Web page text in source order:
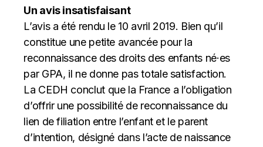
Un avis insatisfaisant
L’avis a été rendu le 10 avril 2019. Bien qu’il
constitue une petite avancée pour la
reconnaissance des droits des enfants né·es
par GPA, il ne donne pas totale satisfaction.
La CEDH conclut que la France a l’obligation
d’offrir une possibilité de reconnaissance du
lien de filiation entre l’enfant et le parent
d’intention, désigné dans l’acte de naissance